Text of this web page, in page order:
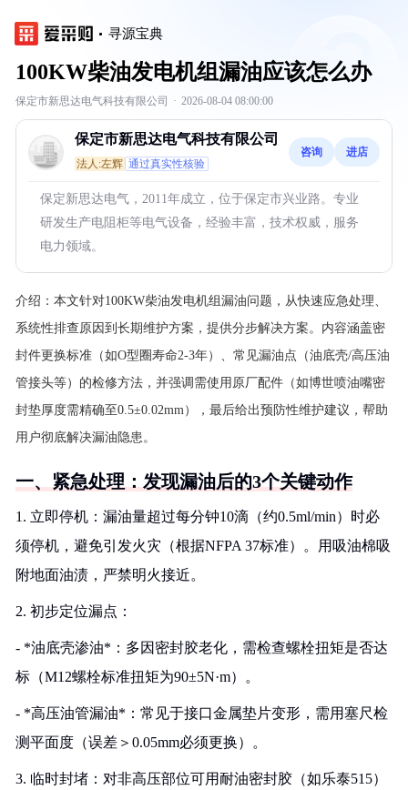
寻源宝典
100KW柴油发电机组漏油应该怎么办
保定市新思达电气科技有限公司 · 2026-08-04 08:00:00
保定市新思达电气科技有限公司
法人:左辉 通过真实性核验
咨询 进店
保定新思达电气，2011年成立，位于保定市兴业路。专业
研发生产电阻柜等电气设备，经验丰富，技术权威，服务
电力领域。
介绍： 本文针对100KW柴油发电机组漏油问题，从快速应急处理、
系统性排查原因到长期维护方案，提供分步解决方案。内容涵盖密
封件更换标准（如O型圈寿命2-3年）、常见漏油点（油底壳/高压油
管接头等）的检修方法，并强调需使用原厂配件（如博世喷油嘴密
封垫厚度需精确至0.5±0.02mm），最后给出预防性维护建议，帮助
用户彻底解决漏油隐患。
一、紧急处理：发现漏油后的3个关键动作
1. 立即停机：漏油量超过每分钟10滴（约0.5ml/min）时必
须停机，避免引发火灾（根据NFPA 37标准）。用吸油棉吸
附地面油渍，严禁明火接近。
2. 初步定位漏点：
- *油底壳渗油*：多因密封胶老化，需检查螺栓扭矩是否达
标（M12螺栓标准扭矩为90±5N·m）。
- *高压油管漏油*：常见于接口金属垫片变形，需用塞尺检
测平面度（误差＞0.05mm必须更换）。
3. 临时封堵：对非高压部位可用耐油密封胶（如乐泰515）